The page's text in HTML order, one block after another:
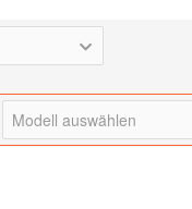
Modell auswählen